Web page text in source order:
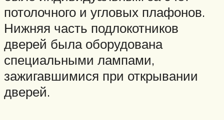
потолочного и угловых плафонов.
Нижняя часть подлокотников
дверей была оборудована
специальными лампами,
зажигавшимися при открывании
дверей.